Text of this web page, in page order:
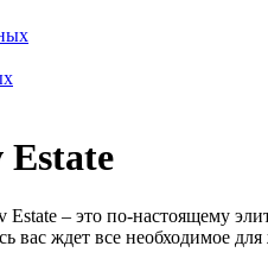
Estate
Estate – это по-настоящему
вас ждет все необходимое